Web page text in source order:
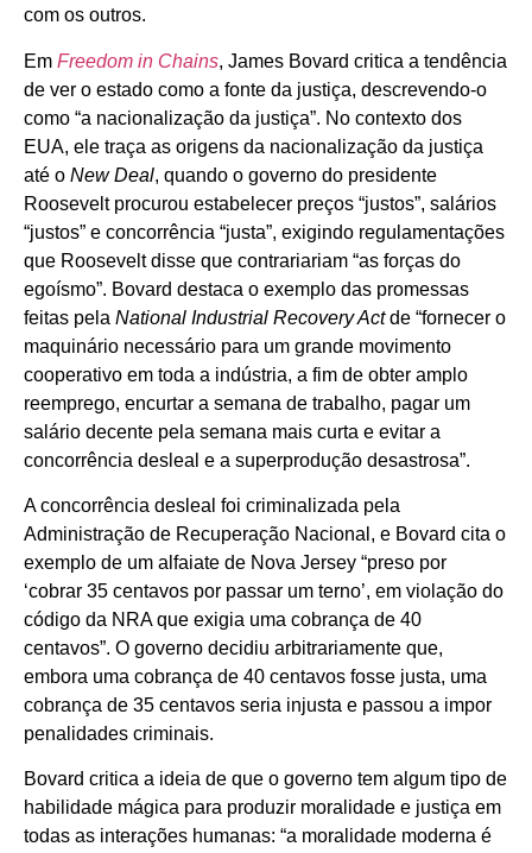
com os outros.
Em Freedom in Chains, James Bovard critica a tendência
de ver o estado como a fonte da justiça, descrevendo-o
como “a nacionalização da justiça”. No contexto dos
EUA, ele traça as origens da nacionalização da justiça
até o New Deal, quando o governo do presidente
Roosevelt procurou estabelecer preços “justos”, salários
“justos” e concorrência “justa”, exigindo regulamentações
que Roosevelt disse que contrariariam “as forças do
egoísmo”. Bovard destaca o exemplo das promessas
feitas pela National Industrial Recovery Actde “fornecer o
maquinário necessário para um grande movimento
cooperativo em toda a indústria, a fim de obter amplo
reemprego, encurtar a semana de trabalho, pagar um
salário decente pela semana mais curta e evitar a
concorrência desleal e a superprodução desastrosa”.
A concorrência desleal foi criminalizada pela
Administração de Recuperação Nacional, e Bovard cita o
exemplo de um alfaiate de Nova Jersey “preso por
‘cobrar 35 centavos por passar um terno’, em violação do
código da NRA que exigia uma cobrança de 40
centavos”. O governo decidiu arbitrariamente que,
embora uma cobrança de 40 centavos fosse justa, uma
cobrança de 35 centavos seria injusta e passou a impor
penalidades criminais.
Bovard critica a ideia de que o governo tem algum tipo de
habilidade mágica para produzir moralidade e justiça em
todas as interações humanas: “a moralidade moderna é